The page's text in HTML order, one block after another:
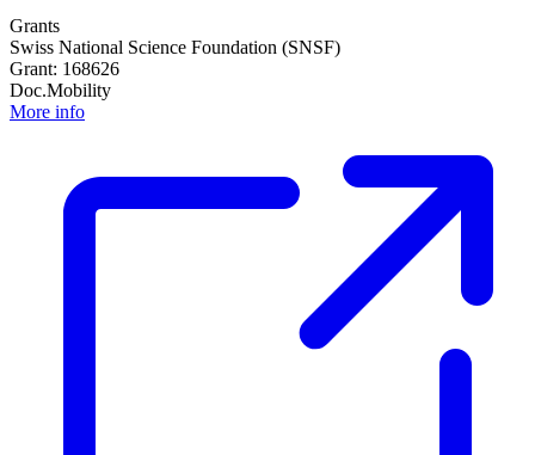
Grants
Swiss National Science Foundation (SNSF)
Grant: 168626
Doc.Mobility
More info